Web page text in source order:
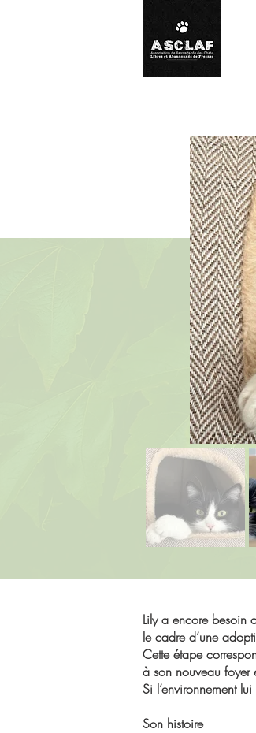
Lily a encore besoin
le cadre d’une
Cette étape
à son nouveau foyer
Si l’environnement
Son histoire